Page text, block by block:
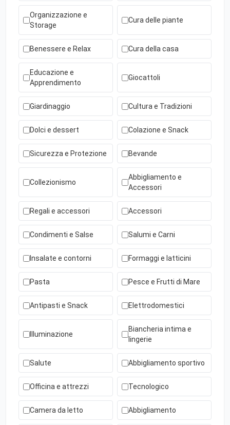
Organizzazione e
Storage
Cura delle piante
Benessere e Relax Cura della casa
Educazione e
Apprendimento
Giocattoli
Giardinaggio Cultura e Tradizioni
Dolci e dessert Colazione e Snack
Sicurezza e Protezione Bevande
Collezionismo
Abbigliamento e
Accessori
Regali e accessori Accessori
Condimenti e Salse Salumi e Carni
Insalate e contorni Formaggi e latticini
Pasta Pesce e Frutti di Mare
Antipasti e Snack Elettrodomestici
Illuminazione
Biancheria intima e
lingerie
Salute Abbigliamento sportivo
Officina e attrezzi Tecnologico
Camera da letto Abbigliamento